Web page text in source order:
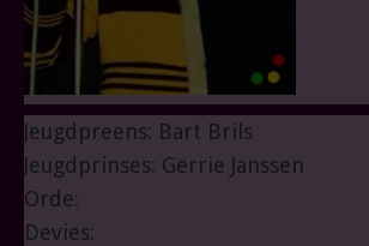
Jeugdpreens: Bart Brils
Jeugdprinses: Gerrie Janssen
Orde:
Devies: